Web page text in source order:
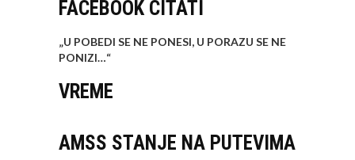
FACEBOOK CITATI
„U POBEDI SE NE PONESI, U PORAZU SE NE
PONIZI…“
VREME
AMSS STANJE NA PUTEVIMA